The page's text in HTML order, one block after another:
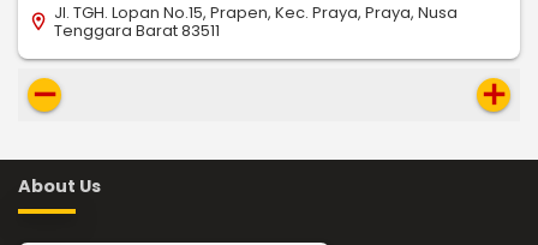
location_on Jl. TGH. Lopan No.15, Prapen, Kec. Praya, Praya, Nusa
Tenggara Barat 83511
remove add
About Us